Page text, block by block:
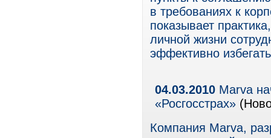
в требованиях к
показывает
личной жизни
эффективно
04.03.2010 Marva
«Росгосстрах»
Компания Marva,